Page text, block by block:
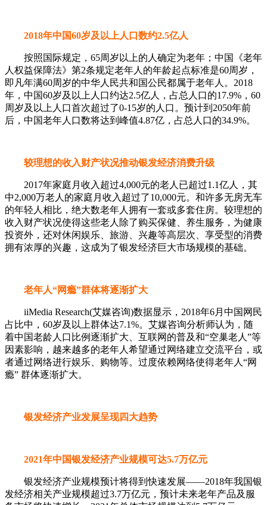
2018年中国60岁及以上人口数约2.5亿人
按照国际规定，65周岁以上的人确定为老年；中国《老年
人权益保障法》第2条规定老年人的年龄起点标准是60周岁，
即凡年满60周岁的中华人民共和国公民都属于老年人。2018
年，中国60岁及以上人口约达2.5亿人，占总人口的17.9%，60
周岁及以上人口首次超过了0-15岁的人口。预计到2050年前
后，中国老年人口数将达到峰值4.87亿，占总人口的34.9%。
较理想的收入财产状况推动银发经济消费升级
2017年家庭月收入超过4,000元的老人已超过1.1亿人，其
中2,000万老人的家庭月收入超过了10,000元。和许多无房无车
的年轻人相比，绝大数老年人拥有一套或多套住房。较理想的
收入财产状况使得这些老人除了购买保健、养生服务，为健康
投资外，还对休闲娱乐、旅游、兴趣等高层次、享受型的消费
拥有浓厚的兴趣，这成为了银发经济巨大市场规模的基础。
老年人“网瘾”群体将逐渐扩大
iiMedia Research(艾媒咨询)数据显示，2018年6月中国网民
占比中，60岁及以上群体达7.1%。艾媒咨询分析师认为，随
着中国老龄人口比例逐渐扩大、互联网的普及和“空巢老人”等
因素影响，越来越多的老年人希望通过网络建立交流平台，或
者通过网络进行娱乐、购物等。过度依赖网络使得老年人“网
瘾” 群体逐渐扩大。
银发经济产业发展呈现四大趋势
2021年中国银发经济产业规模可达5.7万亿元
银发经济产业规模预计将得到快速发展——2018年我国银
发经济相关产业规模超过3.7万亿元，预计未来老年产品及服